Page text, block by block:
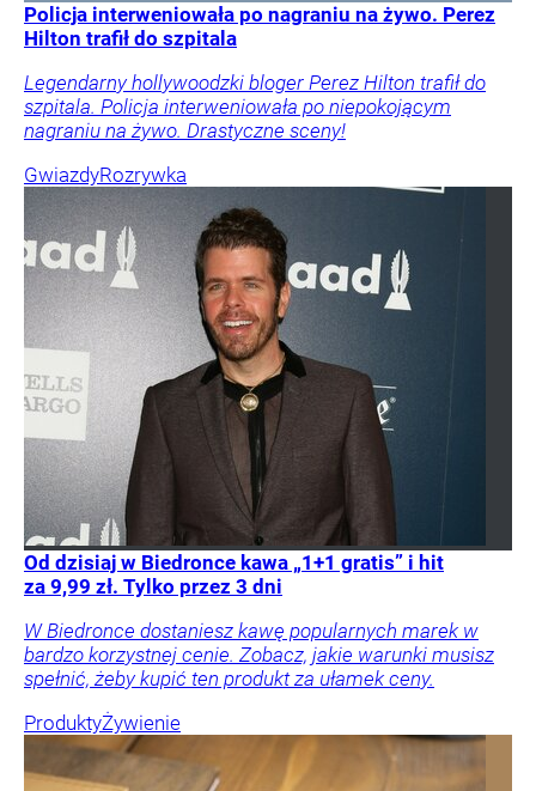
Policja interweniowała po nagraniu na żywo. Perez
Hilton trafił do szpitala
Legendarny hollywoodzki bloger Perez Hilton trafił do
szpitala. Policja interweniowała po niepokojącym
nagraniu na żywo. Drastyczne sceny!
GwiazdyRozrywka
Od dzisiaj w Biedronce kawa „1+1 gratis” i hit
za 9,99 zł. Tylko przez 3 dni
W Biedronce dostaniesz kawę popularnych marek w
bardzo korzystnej cenie. Zobacz, jakie warunki musisz
spełnić, żeby kupić ten produkt za ułamek ceny.
ProduktyŻywienie